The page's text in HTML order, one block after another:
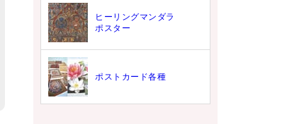
ヒーリングマンダラ
ポスター
ポストカード各種